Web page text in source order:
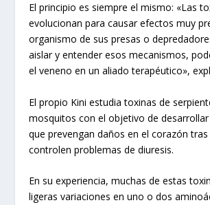
El principio es siempre el mismo: «Las
evolucionan para causar efectos muy
organismo de sus presas o
aislar y entender esos mecanismos,
el veneno en un aliado terapéutico»,
El propio Kini estudia toxinas de
mosquitos con el objetivo de
que prevengan daños en el corazón
controlen problemas de diuresis.
En su experiencia, muchas de estas
ligeras variaciones en uno o dos